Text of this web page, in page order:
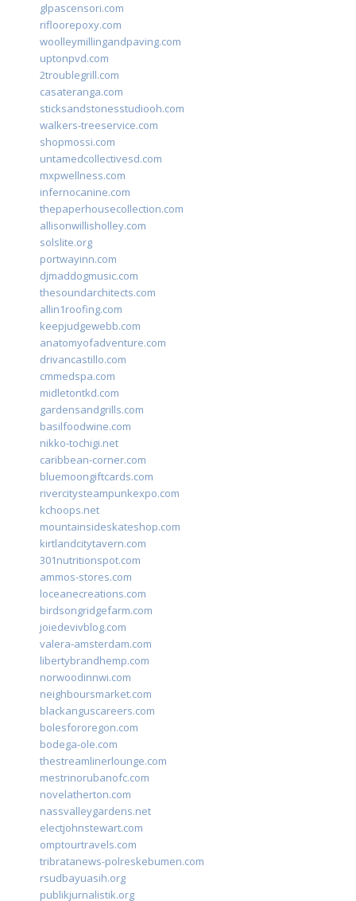
glpascensori.com
rifloorepoxy.com
woolleymillingandpaving.com
uptonpvd.com
2troublegrill.com
casateranga.com
sticksandstonesstudiooh.com
walkers-treeservice.com
shopmossi.com
untamedcollectivesd.com
mxpwellness.com
infernocanine.com
thepaperhousecollection.com
allisonwillisholley.com
solslite.org
portwayinn.com
djmaddogmusic.com
thesoundarchitects.com
allin1roofing.com
keepjudgewebb.com
anatomyofadventure.com
drivancastillo.com
cmmedspa.com
midletontkd.com
gardensandgrills.com
basilfoodwine.com
nikko-tochigi.net
caribbean-corner.com
bluemoongiftcards.com
rivercitysteampunkexpo.com
kchoops.net
mountainsideskateshop.com
kirtlandcitytavern.com
301nutritionspot.com
ammos-stores.com
loceanecreations.com
birdsongridgefarm.com
joiedevivblog.com
valera-amsterdam.com
libertybrandhemp.com
norwoodinnwi.com
neighboursmarket.com
blackanguscareers.com
bolesfororegon.com
bodega-ole.com
thestreamlinerlounge.com
mestrinorubanofc.com
novelatherton.com
nassvalleygardens.net
electjohnstewart.com
omptourtravels.com
tribratanews-polreskebumen.com
rsudbayuasih.org
publikjurnalistik.org